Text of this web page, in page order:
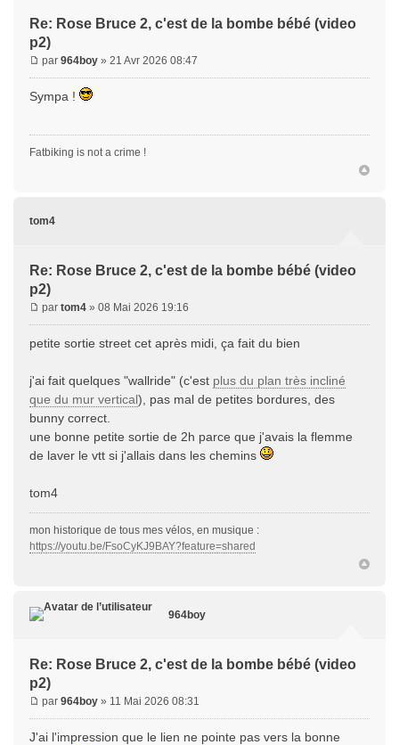
Re: Rose Bruce 2, c'est de la bombe bébé (video
p2)
par 964boy » 21 Avr 2026 08:47
Sympa !
Fatbiking is not a crime !
tom4
Re: Rose Bruce 2, c'est de la bombe bébé (video
p2)
par tom4 » 08 Mai 2026 19:16
petite sortie street cet après midi, ça fait du bien
j'ai fait quelques "wallride" (c'est plus du plan très incliné
que du mur vertical), pas mal de petites bordures, des
bunny correct.
une bonne petite sortie de 2h parce que j'avais la flemme
de laver le vtt si j'allais dans les chemins
tom4
mon historique de tous mes vélos, en musique :
https://youtu.be/FsoCyKJ9BAY?feature=shared
964boy
Re: Rose Bruce 2, c'est de la bombe bébé (video
p2)
par 964boy » 11 Mai 2026 08:31
J'ai l'impression que le lien ne pointe pas vers la bonne